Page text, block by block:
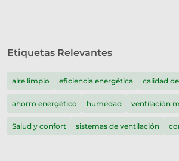
Etiquetas Relevantes
aire limpio eficiencia energética calidad
ahorro energético humedad ventilación
Salud y confort sistemas de ventilación